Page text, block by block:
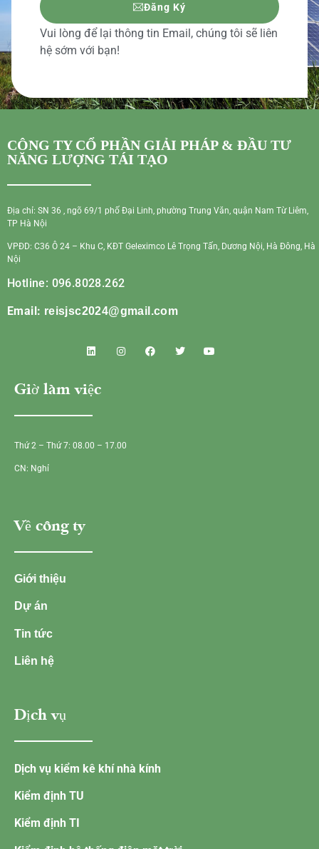
Đăng Ký
Vui lòng để lại thông tin Email, chúng tôi sẽ liên
hệ sớm với bạn!
CÔNG TY CỔ PHẦN GIẢI PHÁP & ĐẦU TƯ
NĂNG LƯỢNG TÁI TẠO
Địa chỉ: SN 36 , ngõ 69/1 phố Đại Linh, phường Trung Văn, quận Nam Từ Liêm,
TP Hà Nội
VPĐD: C36 Ô 24 – Khu C, KĐT Geleximco Lê Trọng Tấn, Dương Nội, Hà Đông, Hà
Nội
Hotline: 096.8028.262
Email: reisjsc2024@gmail.com
Giờ làm việc
Thứ 2 – Thứ 7: 08.00 – 17.00
CN: Nghỉ
Về công ty
Giới thiệu
Dự án
Tin tức
Liên hệ
Dịch vụ
Dịch vụ kiểm kê khí nhà kính
Kiểm định TU
Kiểm định TI